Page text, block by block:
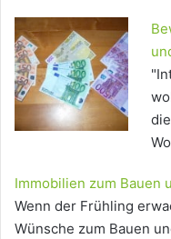
Immobilien zum Bauen
Wenn der Frühling
Wünsche zum Bauen